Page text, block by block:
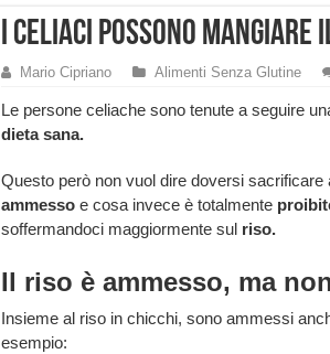
I celiaci possono mangiare
Mario Cipriano Alimenti Senza Glutine
Le persone celiache sono tenute a seguire
dieta sana.
Questo però non vuol dire doversi
ammessoe cosa invece è totalmente
soffermandoci maggiormente sul riso.
Il riso è ammesso, ma
Insieme al riso in chicchi, sono ammessi
esempio: